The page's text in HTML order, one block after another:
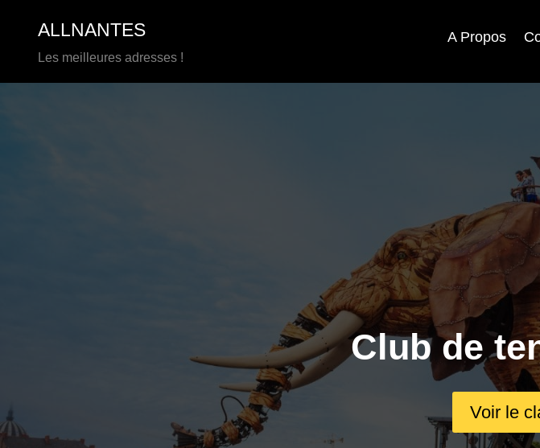
contenu
ALLNANTES
Les meilleures adresses !
A Propos
Club de
Voir le